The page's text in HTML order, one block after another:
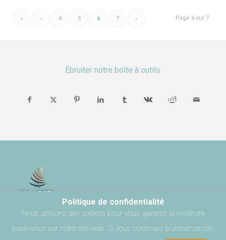
Page 6 sur 7
« ‹ 4 5 6 7 ›
Ébruiter notre boîte à outils
Politique de confidentialité
Nous utilisons des cookies pour vous garantir la meilleure
expérience sur notre site web. Si vous continuez à utiliser ce site,